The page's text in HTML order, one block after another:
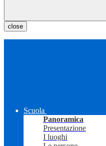
close
Scuola
Panoramica
Presentazione
I luoghi